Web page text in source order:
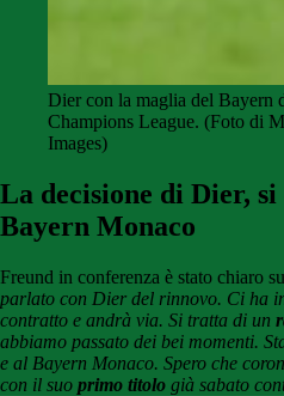
Dier con la maglia del Bayern
Champions League. (Foto di
Images)
La decisione di Dier,
Bayern Monaco
Freund in conferenza è stato chiaro
parlato con Dier del rinnovo. Ci ha
contratto e andrà via. Si tratta di un
abbiamo passato dei bei momenti.
e al Bayern Monaco. Spero che
con il suo primo titolo già sabato